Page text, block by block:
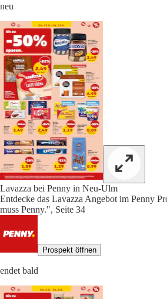
neu
Lavazza bei Penny in Neu-Ulm
Entdecke das Lavazza Angebot im Penny
muss Penny.", Seite 34
Prospekt öffnen
endet bald